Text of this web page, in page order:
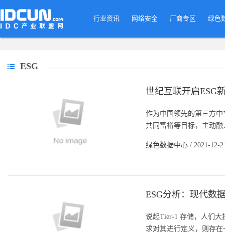
行业资讯 网络安全 厂商专区 绿色
ESG
世纪互联开启ESG
作为中国领先的第三方
共同富裕等目标，主动
绿色数据中心 / 2021-12-
ESG分析：现代数
说起Tier-1 存储，人们
求对其进行定义，则存